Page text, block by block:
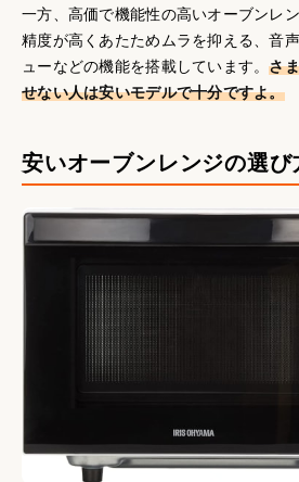
一方、高価で機能性の高いオーブンレ
精度が高くあたためムラを抑える、音
ューなどの機能を搭載しています。さ
せない人は安いモデルで十分ですよ。
安いオーブンレンジの選び